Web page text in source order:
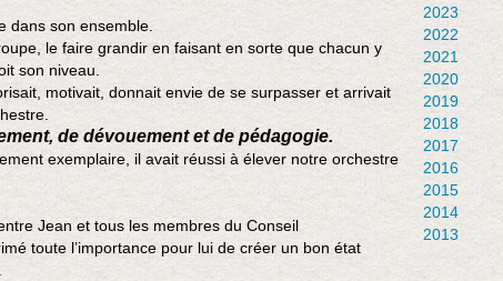
dans son ensemble.
le faire grandir en faisant en sorte que chacun y
son niveau.
motivait, donnait envie de se surpasser et arrivait
de dévouement et de pédagogie.
exemplaire, il avait réussi à élever notre orchestre
Jean et tous les membres du Conseil
toute l’importance pour lui de créer un bon état
2023
2022
2021
2020
2019
2018
2017
2016
2015
2014
2013